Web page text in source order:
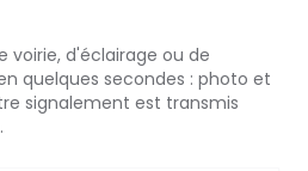
voirie, d'éclairage ou de
quelques secondes : photo et
signalement est transmis